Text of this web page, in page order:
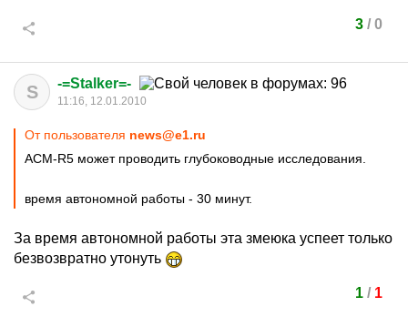
3/ 0
S -=Stalker=-
11:16, 12.01.2010
От пользователя news@e1.ru
ACM-R5 может проводить глубоководные исследования.
время автономной работы - 30 минут.
За время автономной работы эта змеюка успеет только
безвозвратно утонуть
1/ 1